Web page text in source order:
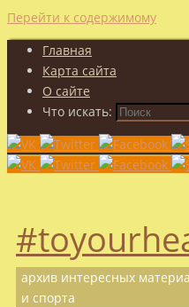
Перейти к содержимому
Главная
Карта сайта
О сайте
Что искать:
архив интересных
и спорта